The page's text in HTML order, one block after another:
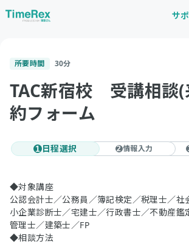
サ
所要時間 30分
TAC新宿校 受講相談(
約フォーム
1 日程選択 2情報入力
◆対象講座
公認会計士／公務員／簿記検定／税理士／社
小企業診断士／宅建士／行政書士／不動産鑑
管理士／建築士／FP
◆相談方法